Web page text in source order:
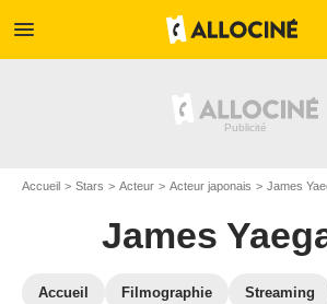
menu
Accueil Stars Acteur Acteur japonais James
James
Accueil Filmographie Streaming